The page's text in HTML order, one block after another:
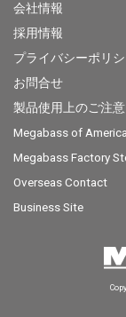
会社情報
採用情報
プライバシーポリ
お問合せ
製品使用上のご注意
Megabass of America
Megabass Factory
Overseas Contact
Business Site